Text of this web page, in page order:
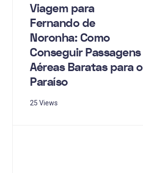
Viagem para
Fernando de
Noronha: Como
Conseguir Passagens
Aéreas Baratas para o
Paraíso
25 Views